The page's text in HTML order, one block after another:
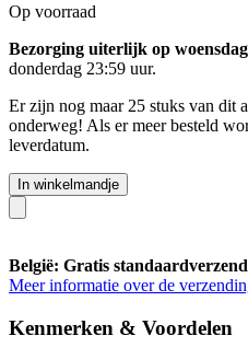
Op voorraad
Bezorging uiterlijk op
donderdag 23:59 uur.
Er zijn nog maar 25 stuks van dit
onderweg! Als er meer besteld
leverdatum.
In winkelmandje
België: Gratis
Meer informatie over de
Kenmerken & Voordelen